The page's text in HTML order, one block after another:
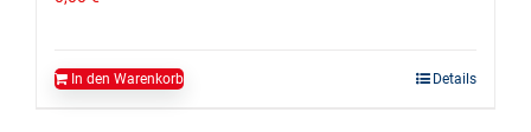
In den Warenkorb Details